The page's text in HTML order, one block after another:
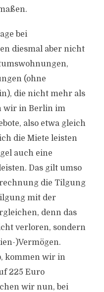
bei
diesmal aber nicht
(ohne
die nicht mehr als
wir in Berlin im
also etwa gleich
die Miete leisten
auch eine
Das gilt umso
die Tilgung
mit der
denn das
verloren, sondern
)Vermögen.
kommen wir in
225 Euro
wir nun, bei